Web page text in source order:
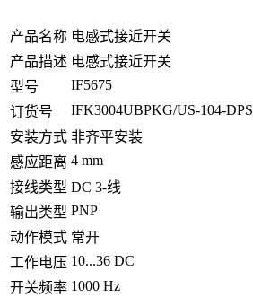
产品名称 电感式接近开关
产品描述 电感式接近开关
型号
IF5675
订货号
IFK3004UBPKG/US-104-DPS
安装方式 非齐平安装
感应距离 4 mm
接线类型 DC 3-线
输出类型 PNP
动作模式 常开
工作电压 10...36 DC
开关频率 1000 Hz